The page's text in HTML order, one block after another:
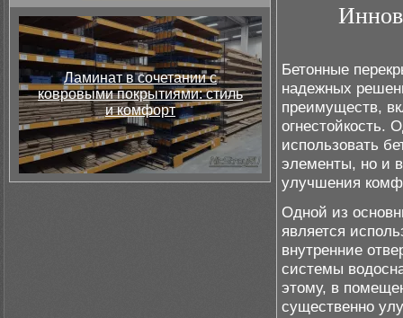
Ламинат в сочетании с
ковровыми покрытиями: стиль
и комфорт
Бетонные
надежных
преимуществ,
огнестойкость.
использовать
элементы, но и
улучшения
Одной из
является
внутренние
системы
этому, в
существенно